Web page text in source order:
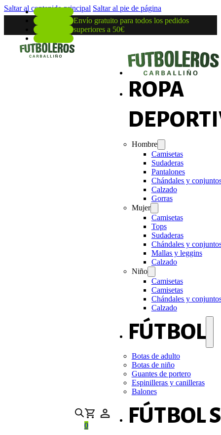
Saltar al contenido principal Saltar al pie de página
Envío gratuito para todos los pedidos
superiores a 50€
0
ROPA
Hombre
Camisetas
Sudaderas
Pantalones
Chándales y
Calzado
Gorras
Mujer
Camisetas
Tops
Sudaderas
Chándales y
Mallas y leggins
Calzado
Niño
Camisetas
Camisetas
Chándales y
Calzado
FÚTBOL
Botas de adulto
Botas de niño
Guantes de portero
Espinilleras y canilleras
Balones
FÚTBOL